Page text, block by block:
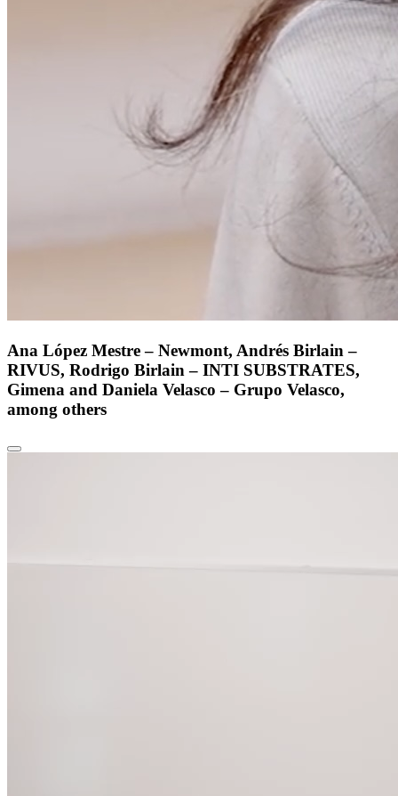
Ana López Mestre – Newmont, Andrés Birlain –
RIVUS, Rodrigo Birlain – INTI SUBSTRATES,
Gimena and Daniela Velasco – Grupo Velasco,
among others